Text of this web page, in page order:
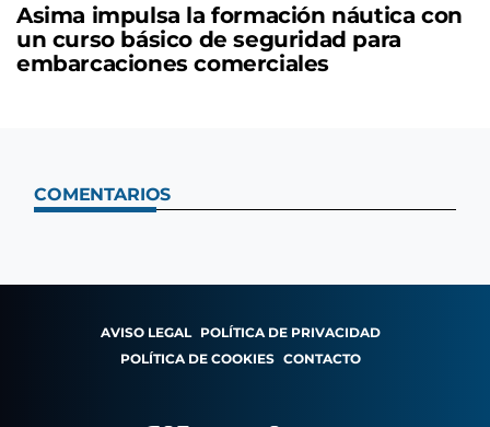
Asima impulsa la formación náutica con
un curso básico de seguridad para
embarcaciones comerciales
COMENTARIOS
AVISO LEGAL POLÍTICA DE PRIVACIDAD
POLÍTICA DE COOKIES CONTACTO